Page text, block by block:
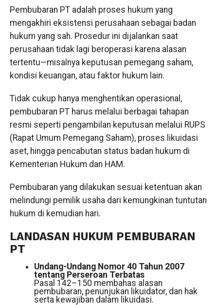
Pembubaran PT adalah proses hukum yang
mengakhiri eksistensi perusahaan sebagai badan
hukum yang sah. Prosedur ini dijalankan saat
perusahaan tidak lagi beroperasi karena alasan
tertentu—misalnya keputusan pemegang saham,
kondisi keuangan, atau faktor hukum lain.
Tidak cukup hanya menghentikan operasional,
pembubaran PT harus melalui berbagai tahapan
resmi seperti pengambilan keputusan melalui RUPS
(Rapat Umum Pemegang Saham), proses likuidasi
aset, hingga pencabutan status badan hukum di
Kementerian Hukum dan HAM.
Pembubaran yang dilakukan sesuai ketentuan akan
melindungi pemilik usaha dari kemungkinan tuntutan
hukum di kemudian hari.
LANDASAN HUKUM PEMBUBARAN
PT
Undang-Undang Nomor 40 Tahun 2007
tentang Perseroan Terbatas
Pasal 142–150 membahas alasan
pembubaran, penunjukan likuidator, dan hak
serta kewajiban dalam likuidasi.